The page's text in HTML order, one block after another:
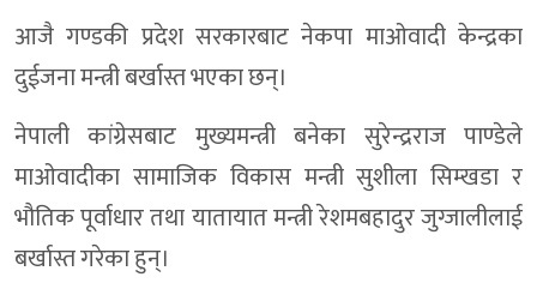
आजै गण्डकी प्रदेश सरकारबाट नेकपा माओवादी केन्द्रका
दुईजना मन्त्री बर्खास्त भएका छन्।
नेपाली कांग्रेसबाट मुख्यमन्त्री बनेका सुरेन्द्रराज पाण्डेले
माओवादीका सामाजिक विकास मन्त्री सुशीला सिम्खडा र
भौतिक पूर्वाधार तथा यातायात मन्त्री रेशमबहादुर जुग्जालीलाई
बर्खास्त गरेका हुन्।